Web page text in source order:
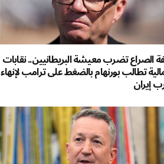
الصراع تضرب معيشة البريطانيين.. نقابات
تطالب بورنهام بالضغط على ترامب لإنهاء
إيران